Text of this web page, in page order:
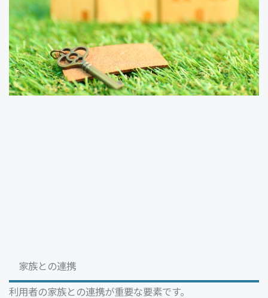
家族との連携
利用者の家族との連携が重要な要素です。